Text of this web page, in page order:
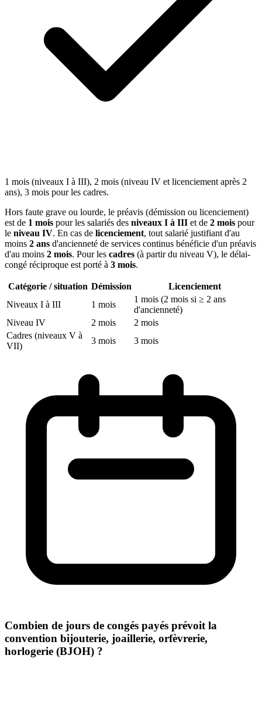
1 mois (niveaux I à III), 2 mois (niveau IV et licenciement après 2
ans), 3 mois pour les cadres.
Hors faute grave ou lourde, le préavis (démission ou licenciement)
est de 1 mois pour les salariés des niveaux I à III et de 2 mois pour
le niveau IV. En cas de licenciement, tout salarié justifiant d'au
moins 2 ans d'ancienneté de services continus bénéficie d'un préavis
d'au moins 2 mois. Pour les cadres (à partir du niveau V), le délai-
congé réciproque est porté à 3 mois.
Catégorie / situation Démission
Licenciement
Niveaux I à III
1 mois
1 mois (2 mois si ≥ 2 ans
d'ancienneté)
Niveau IV
2 mois
2 mois
Cadres (niveaux V à
VII)
3 mois 3 mois
Combien de jours de congés payés prévoit la
convention bijouterie, joaillerie, orfèvrerie,
horlogerie (BJOH) ?